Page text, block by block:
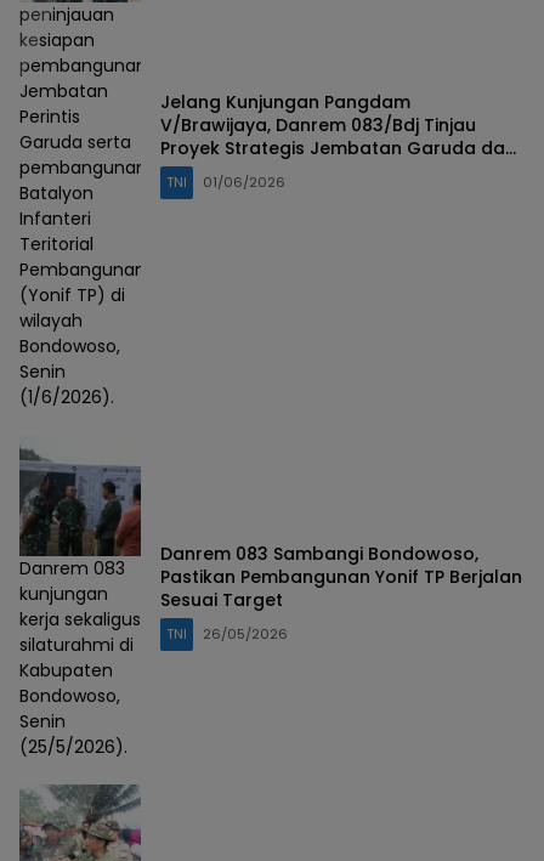
peninjauan
kesiapan
pembangunan
Jembatan
Perintis
Garuda serta
pembangunan
Batalyon
Infanteri
Teritorial
Pembangunan
(Yonif TP) di
wilayah
Bondowoso,
Senin
(1/6/2026).
Jelang Kunjungan Pangdam
V/Brawijaya, Danrem 083/Bdj Tinjau
Proyek Strategis Jembatan Garuda dan
Yonif TP di Bondowoso
TNI 01/06/2026
Danrem 083
kunjungan
kerja sekaligus
silaturahmi di
Kabupaten
Bondowoso,
Senin
(25/5/2026).
Danrem 083 Sambangi Bondowoso,
Pastikan Pembangunan Yonif TP Berjalan
Sesuai Target
TNI 26/05/2026